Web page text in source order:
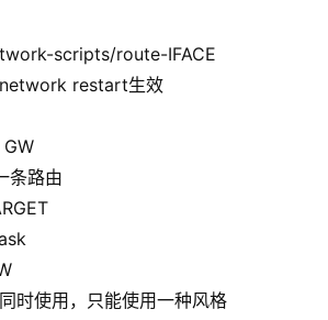
scripts/route-IFACE
restart生效
条路由
时使用，只能使用一种风格